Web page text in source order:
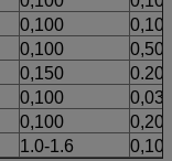
0,100
0,100
0,150
0,100
0,100
1.0-1.6